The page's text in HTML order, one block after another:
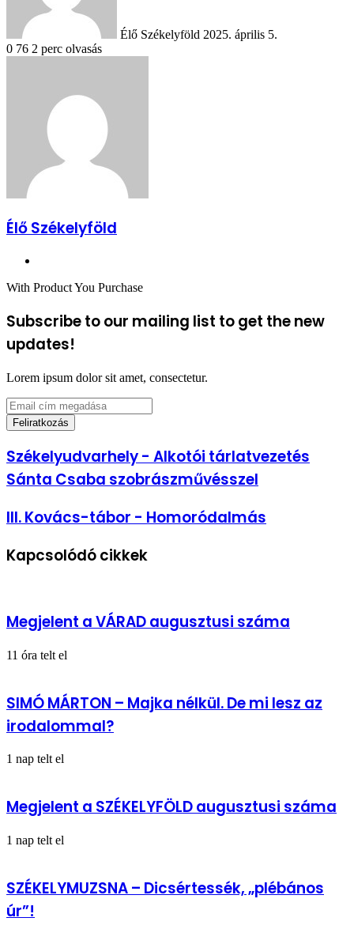
Élő Székelyföld 2025. április 5.
0 76 2 perc olvasás
Élő Székelyföld
With Product You Purchase
Subscribe to our mailing list to get the new
updates!
Lorem ipsum dolor sit amet, consectetur.
Email
cím
megadása
Székelyudvarhely
-
Alkotói
Csaba
Székelyudvarhely - Alkotói tárlatvezetés
Sánta Csaba szobrászművésszel
III.
Kovács-
-
Homoródalmás
III. Kovács-tábor - Homoródalmás
Kapcsolódó cikkek
Megjelent a VÁRAD augusztusi száma
11 óra telt el
SIMÓ MÁRTON – Majka nélkül. De mi lesz az
irodalommal?
1 nap telt el
Megjelent a SZÉKELYFÖLD augusztusi száma
1 nap telt el
SZÉKELYMUZSNA – Dicsértessék, „plébános
úr”!